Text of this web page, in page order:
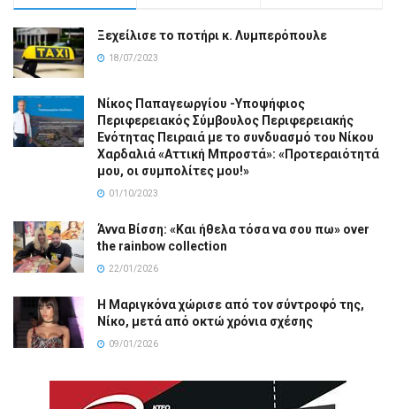
Ξεχείλισε το ποτήρι κ. Λυμπερόπουλε
18/07/2023
Νίκος Παπαγεωργίου -Υποψήφιος
Περιφερειακός Σύμβουλος Περιφερειακής
Ενότητας Πειραιά με το συνδυασμό του Νίκου
Χαρδαλιά «Αττική Μπροστά»: «Προτεραιότητά
μου, οι συμπολίτες μου!»
01/10/2023
Άννα Βίσση: «Και ήθελα τόσα να σου πω» over
the rainbow collection
22/01/2026
Η Μαριγκόνα χώρισε από τον σύντροφό της,
Νίκο, μετά από οκτώ χρόνια σχέσης
09/01/2026